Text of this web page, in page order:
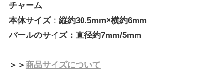
チャーム
本体サイズ：縦約30.5mm×横約6mm
パールのサイズ：直径約7mm/5mm
＞＞商品サイズについて